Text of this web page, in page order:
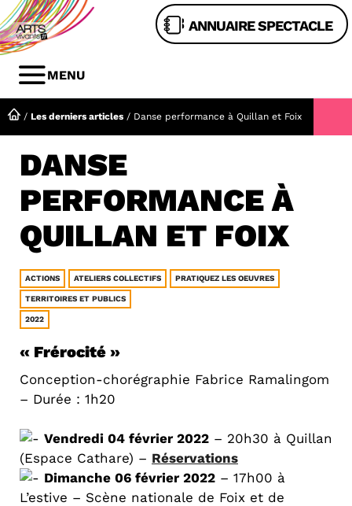
Aller
au
contenu
ANNUAIRE SPECTACLE
MENU
MENU
/ Les derniers articles / Danse performance à Quillan et Foix
DANSE
PERFORMANCE À
QUILLAN ET FOIX
ACTIONS ATELIERS COLLECTIFS PRATIQUEZ LES OEUVRES
TERRITOIRES ET PUBLICS
2022
« Frérocité »
Conception-chorégraphie Fabrice Ramalingom
– Durée : 1h20
Vendredi 04 février 2022 – 20h30 à Quillan
(Espace Cathare) – Réservations
Dimanche 06 février 2022 – 17h00 à
L’estive – Scène nationale de Foix et de